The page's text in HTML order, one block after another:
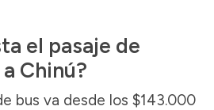
el pasaje de
Chinú?
bus va desde los $143.000